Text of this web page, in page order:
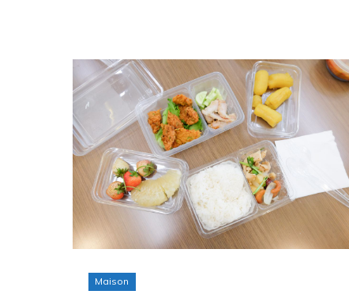
Maison